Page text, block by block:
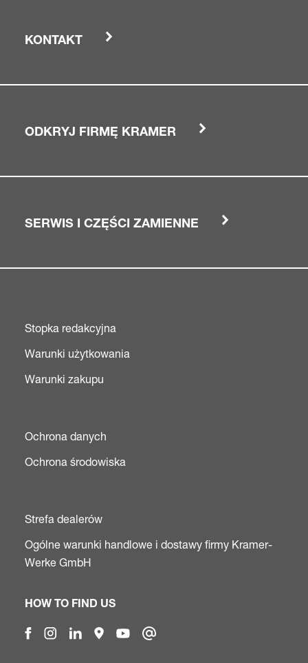
KONTAKT
ODKRYJ FIRMĘ KRAMER
SERWIS I CZĘŚCI ZAMIENNE
Stopka redakcyjna
Warunki użytkowania
Warunki zakupu
Ochrona danych
Ochrona środowiska
Strefa dealerów
Ogólne warunki handlowe i dostawy firmy Kramer-
Werke GmbH
HOW TO FIND US